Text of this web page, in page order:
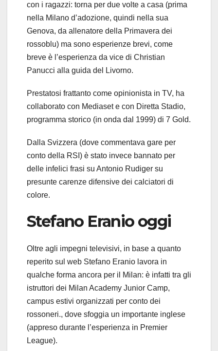
con i ragazzi: torna per due volte a casa (prima
nella Milano d’adozione, quindi nella sua
Genova, da allenatore della Primavera dei
rossoblu) ma sono esperienze brevi, come
breve è l’esperienza da vice di Christian
Panucci alla guida del Livorno.
Prestatosi frattanto come opinionista in TV, ha
collaborato con Mediaset e con Diretta Stadio,
programma storico (in onda dal 1999) di 7 Gold.
Dalla Svizzera (dove commentava gare per
conto della RSI) è stato invece bannato per
delle infelici frasi su Antonio Rudiger su
presunte carenze difensive dei calciatori di
colore.
Stefano Eranio oggi
Oltre agli impegni televisivi, in base a quanto
reperito sul web Stefano Eranio lavora in
qualche forma ancora per il Milan: è infatti tra gli
istruttori dei Milan Academy Junior Camp,
campus estivi organizzati per conto dei
rossoneri., dove sfoggia un importante inglese
(appreso durante l’esperienza in Premier
League).